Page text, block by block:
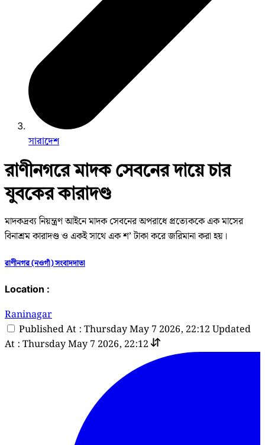
সারাদেশ
রাণীনগরে মাদক সেবনের দায়ে চার
যুবকের কারাদণ্ড
মাদকদ্রব্য নিয়ন্ত্রণ আইনে মাদক সেবনের অপরাধে প্রত্যেককে এক মাসের
বিনাশ্রম কারাদণ্ড ও একই সাথে এক শ’ টাকা করে জরিমানা করা হয়।
রাণীনগর (নওগাঁ) সংবাদদাতা
Location :
Raninagar
Published At : Thursday May 7 2026, 22:12 Updated
At : Thursday May 7 2026, 22:12